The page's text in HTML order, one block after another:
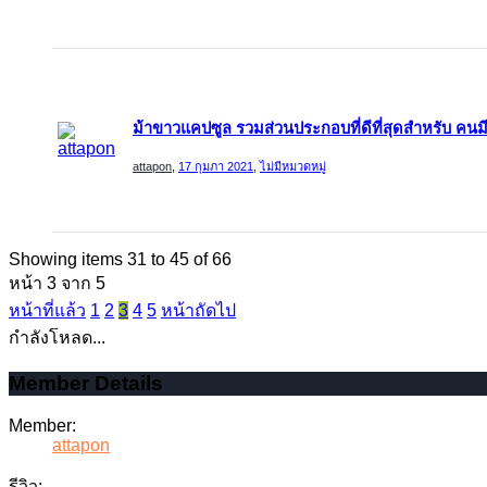
ม้าขาวแคปซูล รวมส่วนประกอบที่ดีที่สุดสำหรับ คน
attapon 17 กุมภา 2021 ,ไม่มีหมวดหมู่
Showing items 31 to 45 of 66
หน้า 3 จาก 5
หน้าที่แล้ว 1 2 3 4 5 หน้าถัดไป
กำลังโหลด...
Member Details
Member:
attapon